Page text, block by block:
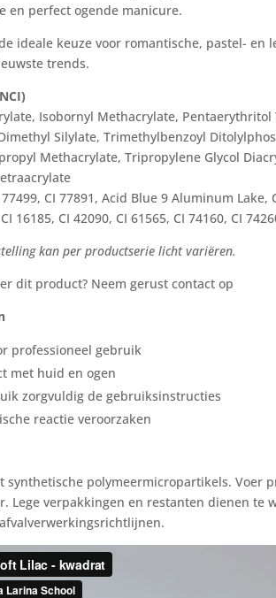
en perfect ogende manicure.
ideale keuze voor romantische, pastel-
trends.
Isobornyl Methacrylate,
Silylate, Trimethylbenzoyl
Methacrylate, Tripropylene Glycol
CI 77891, Acid Blue 9 Aluminum Lake,
16185, CI 42090, CI 61565, CI 74160, CI
kan per productserie licht variëren.
dit product? Neem gerust contact op
professioneel gebruik
met huid en ogen
zorgvuldig de gebruiksinstructies
reactie veroorzaken
synthetische polymeermicropartikels. Voer
Lege verpakkingen en restanten dienen te